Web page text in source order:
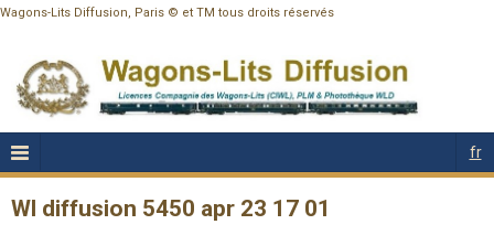
Wagons-Lits Diffusion, Paris © et TM tous droits réservés
fr
Wl diffusion 5450 apr 23 17 01